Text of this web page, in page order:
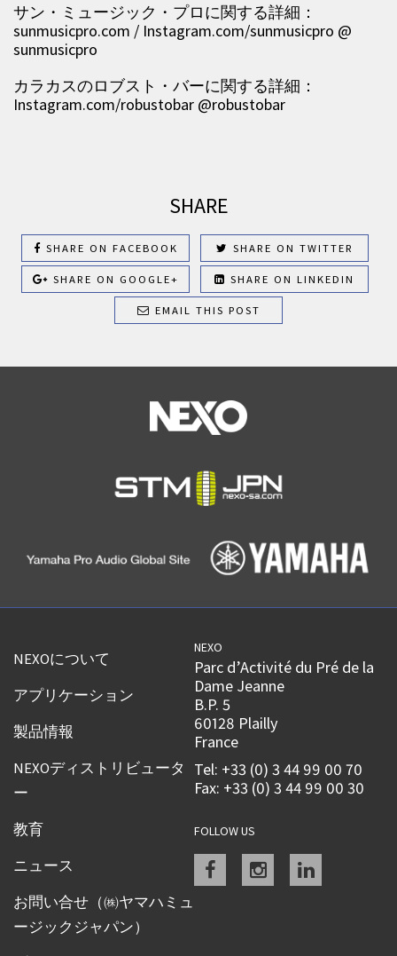
サン・ミュージック・プロに関する詳細：
sunmusicpro.com / Instagram.com/sunmusicpro @
sunmusicpro
カラカスのロブスト・バーに関する詳細：
Instagram.com/robustobar @robustobar
SHARE
SHARE ON FACEBOOK SHARE ON TWITTER
SHARE ON GOOGLE+ SHARE ON LINKEDIN
EMAIL THIS POST
NEXOについて
アプリケーション
製品情報
NEXOディストリビュータ
ー
教育
ニュース
お問い合せ（㈱ヤマハミュ
ージックジャパン）
NEXO
Parc d’Activité du Pré de la
Dame Jeanne
B.P. 5
60128 Plailly
France
Tel: +33 (0) 3 44 99 00 70
Fax: +33 (0) 3 44 99 00 30
FOLLOW US
Facebookinstagramlinkedin